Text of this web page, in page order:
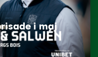
i maj